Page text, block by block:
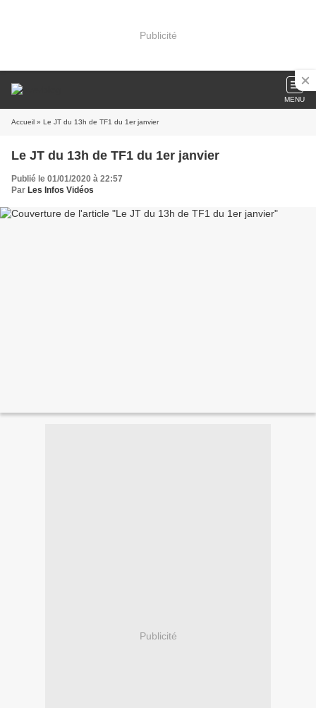
Publicité
MENU
Accueil » Le JT du 13h de TF1 du 1er janvier
Le JT du 13h de TF1 du 1er janvier
Publié le 01/01/2020 à 22:57
Par Les Infos Vidéos
Publicité